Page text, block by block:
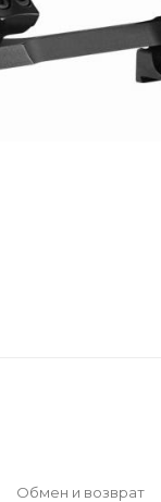
Обмен и возврат